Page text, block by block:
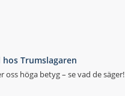
Trumslagaren
oss höga betyg – se vad de säger!